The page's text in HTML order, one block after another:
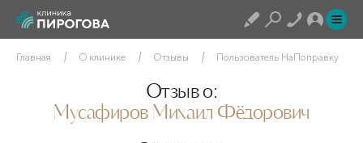
Главная О клинике Отзывы Пользователь НаПоправку
Отзыв о:
Мусафиров Михаил Фёдорович